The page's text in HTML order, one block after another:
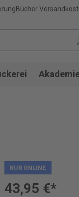
Bücher
NUR ONLINE
43,95 €*